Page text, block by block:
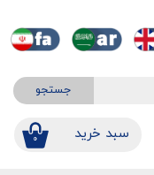
جستجو
۰ ​​سبد خرید